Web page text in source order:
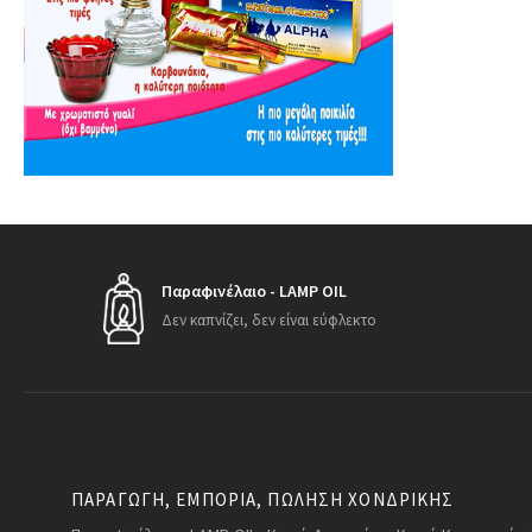
Παραφινέλαιο - LAMP OIL
Δεν καπνίζει, δεν είναι εύφλεκτο
ΠΑΡΑΓΩΓΗ, ΕΜΠΟΡΙΑ, ΠΩΛΗΣΗ ΧΟΝΔΡΙΚΗΣ